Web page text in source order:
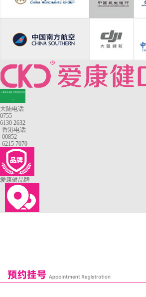
—香港长者医疗券指定牙科
大陆电话
0755
6130 2632
香港电话
00852
6215 7070
爱康健品牌
恒乐口腔诊所
富港口腔诊所